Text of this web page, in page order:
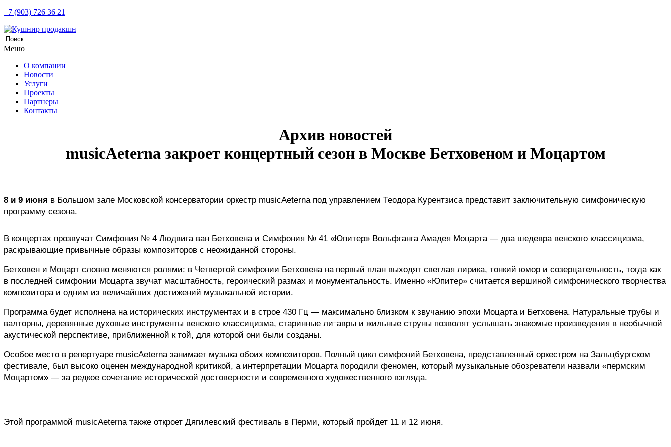
+7 (903) 726 36 21
Меню
О компании
Новости
Услуги
Проекты
Партнеры
Контакты
Архив новостей
musicAeterna закроет концертный сезон в Москве Бетховеном и Моцартом
8 и 9 июня в Большом зале Московской консерватории оркестр musicAeterna под управлением Теодора Курентзиса представит заключительную симфоническую
программу сезона.
В концертах прозвучат Симфония № 4 Людвига ван Бетховена и Симфония № 41 «Юпитер» Вольфганга Амадея Моцарта — два шедевра венского классицизма,
раскрывающие привычные образы композиторов с неожиданной стороны.
Бетховен и Моцарт словно меняются ролями: в Четвертой симфонии Бетховена на первый план выходят светлая лирика, тонкий юмор и созерцательность, тогда как
в последней симфонии Моцарта звучат масштабность, героический размах и монументальность. Именно «Юпитер» считается вершиной симфонического творчества
композитора и одним из величайших достижений музыкальной истории.
Программа будет исполнена на исторических инструментах и в строе 430 Гц — максимально близком к звучанию эпохи Моцарта и Бетховена. Натуральные трубы и
валторны, деревянные духовые инструменты венского классицизма, старинные литавры и жильные струны позволят услышать знакомые произведения в необычной
акустической перспективе, приближенной к той, для которой они были созданы.
Особое место в репертуаре musicAeterna занимает музыка обоих композиторов. Полный цикл симфоний Бетховена, представленный оркестром на Зальцбургском
фестивале, был высоко оценен международной критикой, а интерпретации Моцарта породили феномен, который музыкальные обозреватели назвали «пермским
Моцартом» — за редкое сочетание исторической достоверности и современного художественного взгляда.
Этой программой musicAeterna также откроет Дягилевский фестиваль в Перми, который пройдет 11 и 12 июня.